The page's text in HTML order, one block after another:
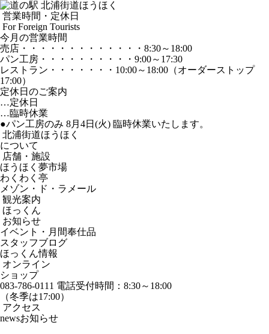
営業時間・定休日
For Foreign Tourists
今月の営業時間
売店 ・・・・・・・・・・・・・ 8:30～18:00
パン工房 ・・・・・・・・・・ 9:00～17:30
レストラン ・・・・・・・ 10:00～18:00 （オーダーストップ
17:00）
定休日のご案内
…定休日
…臨時休業
●パン工房のみ 8月4日(火) 臨時休業いたします。
北浦街道ほうほく
について
店舗・施設
ほうほく夢市場
わくわく亭
メゾン・ド・ラメール
観光案内
ほっくん
お知らせ
イベント・月間奉仕品
スタッフブログ
ほっくん情報
オンライン
ショップ
083-786-0111 電話受付時間：8:30～18:00
（冬季は17:00）
アクセス
newsお知らせ